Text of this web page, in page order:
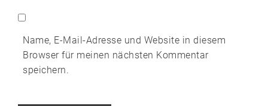
Name, E-Mail-Adresse und Website in diesem
Browser für meinen nächsten Kommentar
speichern.